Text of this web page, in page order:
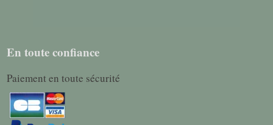
En toute confiance
Paiement en toute sécurité